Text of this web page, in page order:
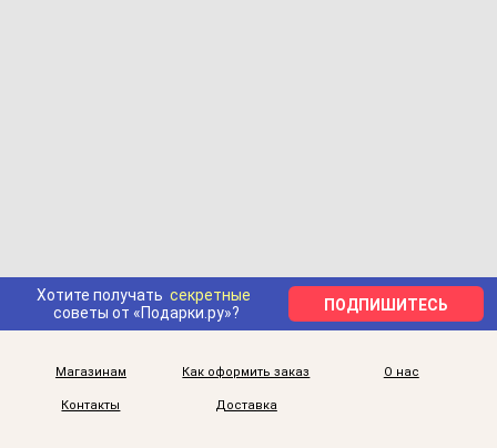
Хотите получать секретные
советы от «Подарки.ру»?
ПОДПИШИТЕСЬ
Магазинам Как оформить заказ О нас
Контакты Доставка